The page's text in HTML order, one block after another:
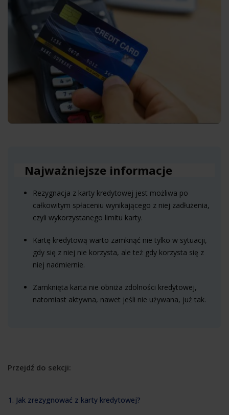
Najważniejsze informacje
Rezygnacja z karty kredytowej jest możliwa po
całkowitym spłaceniu wynikającego z niej zadłużenia,
czyli wykorzystanego limitu karty.
Kartę kredytową warto zamknąć nie tylko w sytuacji,
gdy się z niej nie korzysta, ale też gdy korzysta się z
niej nadmiernie.
Zamknięta karta nie obniża zdolności kredytowej,
natomiast aktywna, nawet jeśli nie używana, już tak.
Przejdź do sekcji:
1. Jak zrezygnować z karty kredytowej?